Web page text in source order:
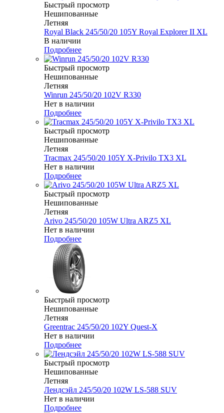
Быстрый просмотр
Нешипованные
Летняя
Royal Black 245/50/20 105Y Royal Explorer II XL
В наличии
Подробнее
Быстрый просмотр
Нешипованные
Летняя
Winrun 245/50/20 102V R330
Нет в наличии
Подробнее
Быстрый просмотр
Нешипованные
Летняя
Tracmax 245/50/20 105Y X-Privilo TX3 XL
Нет в наличии
Подробнее
Быстрый просмотр
Нешипованные
Летняя
Arivo 245/50/20 105W Ultra ARZ5 XL
Нет в наличии
Подробнее
Быстрый просмотр
Нешипованные
Летняя
Greentrac 245/50/20 102Y Quest-X
Нет в наличии
Подробнее
Быстрый просмотр
Нешипованные
Летняя
Лендсэйл 245/50/20 102W LS-588 SUV
Нет в наличии
Подробнее